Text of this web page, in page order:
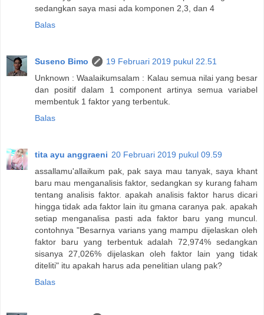
sedangkan saya masi ada komponen 2,3, dan 4
Balas
Suseno Bimo
19 Februari 2019 pukul 22.51
Unknown : Waalaikumsalam : Kalau semua nilai yang besar
dan positif dalam 1 component artinya semua variabel
membentuk 1 faktor yang terbentuk.
Balas
tita ayu anggraeni 20 Februari 2019 pukul 09.59
assallamu'allaikum pak, pak saya mau tanyak, saya khant
baru mau menganalisis faktor, sedangkan sy kurang faham
tentang analisis faktor. apakah analisis faktor harus dicari
hingga tidak ada faktor lain itu gmana caranya pak. apakah
setiap menganalisa pasti ada faktor baru yang muncul.
contohnya "Besarnya varians yang mampu dijelaskan oleh
faktor baru yang terbentuk adalah 72,974% sedangkan
sisanya 27,026% dijelaskan oleh faktor lain yang tidak
diteliti" itu apakah harus ada penelitian ulang pak?
Balas